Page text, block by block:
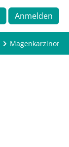
Anmelden
Magenkarzinom